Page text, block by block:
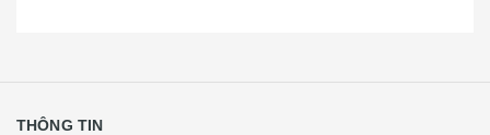
THÔNG TIN